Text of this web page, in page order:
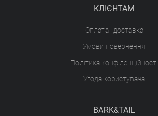
КЛІЄНТАМ
Оплата і доставка
Умови повернення
Політика конфіденційності
Угода користувача
BARK&TAIL